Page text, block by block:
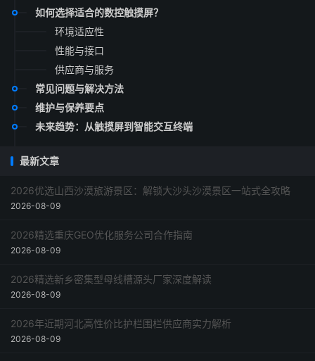
如何选择适合的数控触摸屏？
环境适应性
性能与接口
供应商与服务
常见问题与解决方法
维护与保养要点
未来趋势：从触摸屏到智能交互终端
最新文章
2026优选山西沙漠旅游景区：解锁大沙头沙漠景区一站式全攻略
2026-08-09
2026精选重庆GEO优化服务公司合作指南
2026-08-09
2026精选新乡密集型母线槽源头厂家深度解读
2026-08-09
2026年近期河北高性价比护栏围栏供应商实力解析
2026-08-09